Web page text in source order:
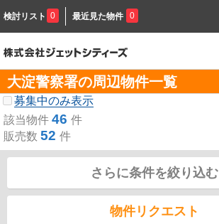
検討リスト 0 最近見た物件 0
大淀警察署の周辺物件一覧
募集中のみ表示
該当物件 46 件
販売数 52 件
さらに条件を絞り込む
物件リクエスト